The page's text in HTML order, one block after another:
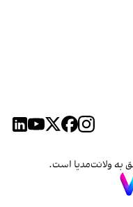
به ولانت‌مدیا است.